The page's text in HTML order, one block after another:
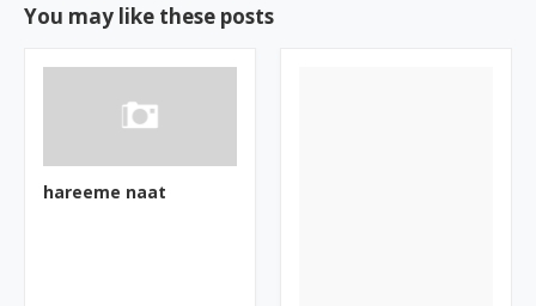
You may like these posts
hareeme naat